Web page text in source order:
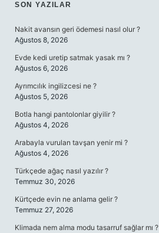
SIDEBAR
SON YAZILAR
Nakit avansın geri ödemesi nasıl olur ?
Ağustos 8, 2026
Evde kedi uretip satmak yasak mı ?
Ağustos 6, 2026
Ayrımcılık ingilizcesi ne ?
Ağustos 5, 2026
Botla hangi pantolonlar giyilir ?
Ağustos 4, 2026
Arabayla vurulan tavşan yenir mi ?
Ağustos 4, 2026
Türkçede ağaç nasıl yazılır ?
Temmuz 30, 2026
Kürtçede evin ne anlama gelir ?
Temmuz 27, 2026
Klimada nem alma modu tasarruf sağlar mı ?